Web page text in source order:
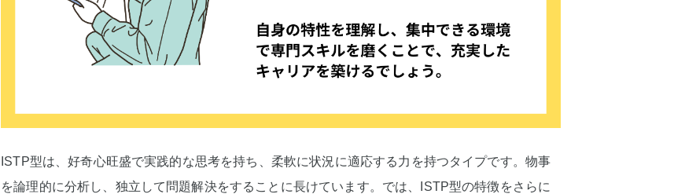
ISTP型は、好奇心旺盛で実践的な思考を持ち、柔軟に状況に適応する力を持つタイプです。物事
を論理的に分析し、独立して問題解決をすることに長けています。では、ISTP型の特徴をさらに